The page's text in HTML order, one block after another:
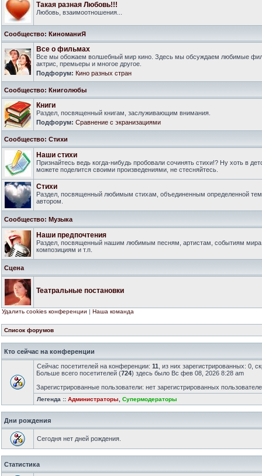
Такая разная Любовь!!!
Любовь, взаимоотношения...
Сообщество: КиноманиЯ
Все о фильмах
Все мы обожаем волшебный мир кино. Здесь мы обсуждаем любимые
актрис, премьеры и многое другое.
Подфорум: Кино разных стран
Сообщество: Книголюбы
Книги
Раздел, посвященный книгам, заслуживающим внимания.
Подфорум: Сравнение с экранизациями
Сообщество: Стихи
Наши стихи
Признайтесь ведь когда-нибудь пробовали сочинять стихи!? Ну хоть в
можете поделится своими произведениями, не стесняйтесь.
Стихи
Раздел, посвященный любимым стихам, объединенным определенной
автором.
Сообщество: Музыка
Наши предпочтения
Раздел, посвященный нашим любимым песням, артистам, событиям
композициям и т.п.
Сцена
Театральные постановки
Удалить cookies конференции | Наша команда
Список форумов
Кто сейчас на конференции
Сейчас посетителей на конференции: 11 , из них зарегистрированных: 0,
Больше всего посетителей (724) здесь было Вс фев 08, 2026 8:28 am
Зарегистрированные пользователи: нет зарегистрированных
Легенда :: Администраторы Супермодераторы
Дни рождения
Сегодня нет дней рождения.
Статистика